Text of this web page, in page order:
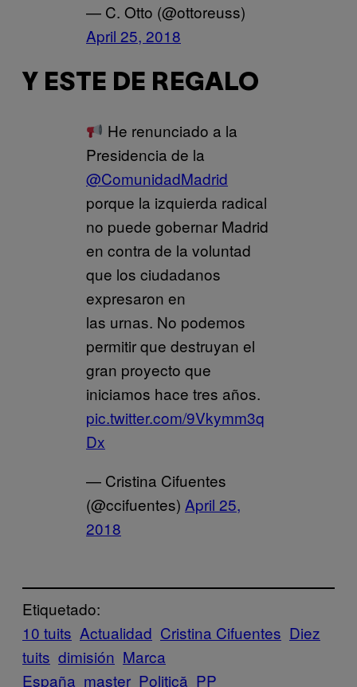
— C. Otto (@ottoreuss)
April 25, 2018
Y ESTE DE REGALO
He renunciado a la
Presidencia de la
@ComunidadMadrid
porque la izquierda radical
no puede gobernar Madrid
en contra de la voluntad
que los ciudadanos
expresaron en
las urnas. No podemos
permitir que destruyan el
gran proyecto que
iniciamos hace tres años.
pic.twitter.com/9Vkymm3q
Dx
— Cristina Cifuentes
(@ccifuentes) April 25,
2018
Etiquetado:
10 tuits Actualidad Cristina Cifuentes Diez
tuits dimisión Marca
España master Politică PP